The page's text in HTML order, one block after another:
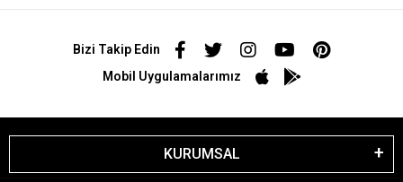
Bizi Takip Edin
Mobil Uygulamalarımız
KURUMSAL